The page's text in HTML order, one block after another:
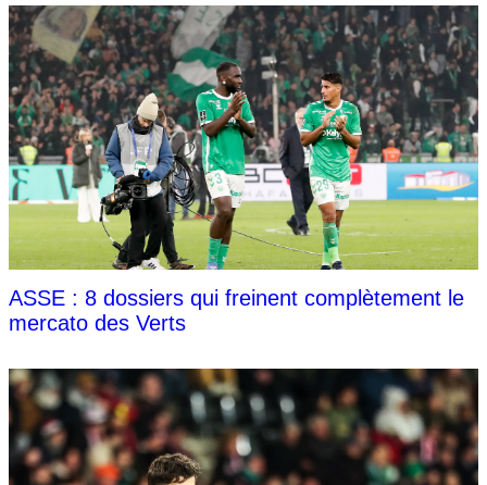
ASSE : 8 dossiers qui freinent complètement le
mercato des Verts